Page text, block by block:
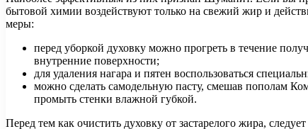
бытовой химии воздействуют только на свежий жир и
меры:
перед уборкой духовку можно прогреть в течение
внутренние поверхности;
для удаления нагара и пятен воспользоваться
можно сделать самодельную пасту, смешав пополам
промыть стенки влажной губкой.
Перед тем как очистить духовку от застарелого жира,